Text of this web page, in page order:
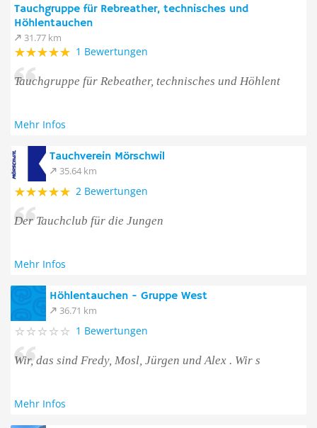
Tauchgruppe für Rebreather, technisches und
Höhlentauchen
31.77 km
1 Bewertungen
Tauchgruppe für Rebeather, technisches und Höhlent
Mehr Infos
Tauchverein Mörschwil
35.64 km
2 Bewertungen
Der Tauchclub für die Jungen
Mehr Infos
Höhlentauchen - Gruppe West
36.71 km
1 Bewertungen
Wir, das sind Fredy, Mosl, Jürgen und Alex . Wir s
Mehr Infos